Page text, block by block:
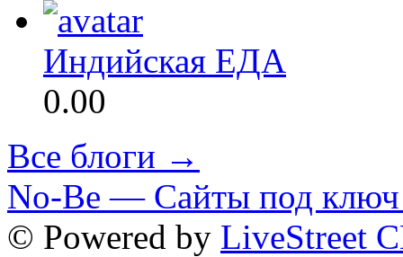
Индийская ЕДА
0.00
Все блоги →
No-Be — Сайты под ключ
© Powered by LiveStreet